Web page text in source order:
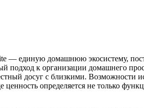
— единую домашнюю экосистему,
подход к организации домашнего
досуг с близкими. Возможности
определяется не только